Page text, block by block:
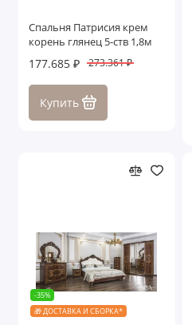
Спальня Патрисия крем
корень глянец 5-ств 1,8м
177.685 ₽ 273.361 ₽
Купить
-35%
🎁 ДОСТАВКА И СБОРКА*